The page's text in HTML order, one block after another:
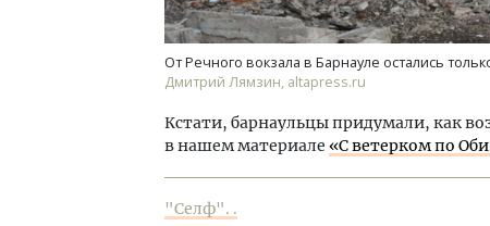
От Речного вокзала в Барнауле остались
Дмитрий Лямзин, altapress.ru
Кстати, барнаульцы придумали, как
в нашем материале «С ветерком по
"Селф". .